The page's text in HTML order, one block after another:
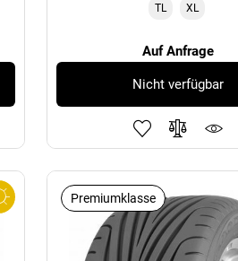
TL XL
Auf Anfrage
Nicht verfügbar
Premiumklasse